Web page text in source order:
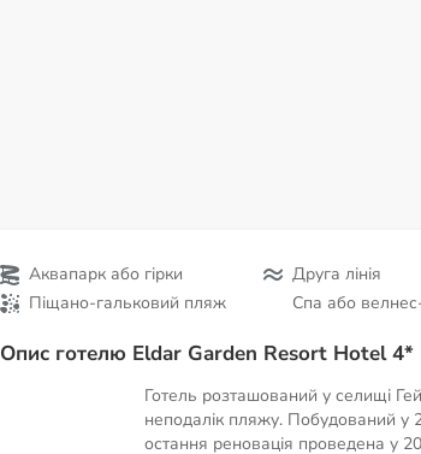
Аквапарк або гірки
Друга лінія
Піщано-гальковий пляж
Спа або
Опис готелю Eldar Garden Resort Hotel 4*
Готель розташований у селищі
неподалік пляжу. Побудований у
остання реновація проведена у